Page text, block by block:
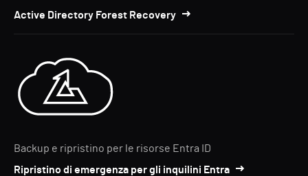
Active Directory Forest Recovery
Backup e ripristino per le risorse Entra ID
Ripristino di emergenza per gli inquilini Entra